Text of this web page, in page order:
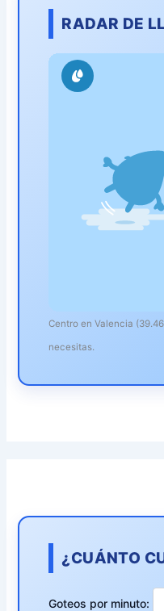
RADAR DE
Centro en Valencia
necesitas.
¿CUÁNTO
Goteos por minuto: